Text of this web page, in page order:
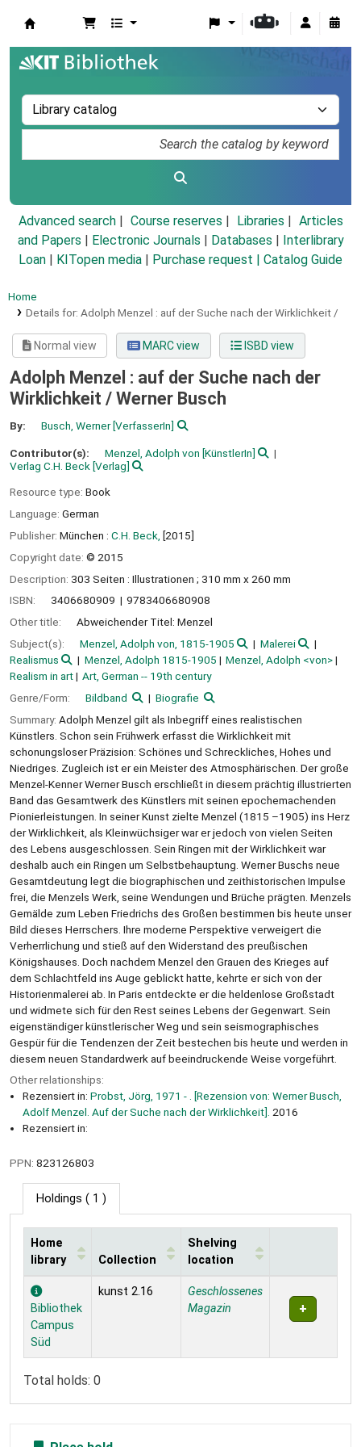
Advanced search Course reserves Libraries
Articles
and Papers
Electronic Journals Databases
Interlibrary
Loan
KITopen media Purchase request | Catalog Guide
Home
Details for: Adolph Menzel : auf der Suche nach der Wirklichkeit /
Normal view MARC view ISBD view
Adolph Menzel : auf der Suche nach der
Wirklichkeit / Werner Busch
By: Busch, Werner[VerfasserIn]
Contributor(s): Menzel, Adolph von [KünstlerIn]
Verlag C.H. Beck [Verlag]
Resource type: Book
Language: German
Publisher: München : C.H. Beck, [2015]
Copyright date: © 2015
Description: 303 Seiten : Illustrationen ; 310 mm x 260 mm
ISBN:
3406680909
9783406680908
Other title:
Abweichender Titel: Menzel
Subject(s):
Menzel, Adolph von, 1815-1905
Malerei
Realismus
Menzel, Adolph 1815-1905
Menzel, Adolph <von>
Realism in art
Art, German -- 19th century
Genre/Form:
Bildband
Biografie
Summary: Adolph Menzel gilt als Inbegriff eines realistischen
Künstlers. Schon sein Frühwerk erfasst die Wirklichkeit mit
schonungsloser Präzision: Schönes und Schreckliches, Hohes und
Niedriges. Zugleich ist er ein Meister des Atmosphärischen. Der große
Menzel-Kenner Werner Busch erschließt in diesem prächtig illustrierten
Band das Gesamtwerk des Künstlers mit seinen epochemachenden
Pionierleistungen. In seiner Kunst zielte Menzel (1815 –1905) ins Herz
der Wirklichkeit, als Kleinwüchsiger war er jedoch von vielen Seiten
des Lebens ausgeschlossen. Sein Ringen mit der Wirklichkeit war
deshalb auch ein Ringen um Selbstbehauptung. Werner Buschs neue
Gesamtdeutung legt die biographischen und zeithistorischen Impulse
frei, die Menzels Werk, seine Wendungen und Brüche prägten. Menzels
Gemälde zum Leben Friedrichs des Großen bestimmen bis heute unser
Bild dieses Herrschers. Ihre moderne Perspektive verweigert die
Verherrlichung und stieß auf den Widerstand des preußischen
Königshauses. Doch nachdem Menzel den Grauen des Krieges auf
dem Schlachtfeld ins Auge geblickt hatte, kehrte er sich von der
Historienmalerei ab. In Paris entdeckte er die heldenlose Großstadt
und widmete sich für den Rest seines Lebens der Gegenwart. Sein
eigenständiger künstlerischer Weg und sein seismographisches
Gespür für die Tendenzen der Zeit bestechen bis heute und werden in
diesem neuen Standardwerk auf beeindruckende Weise vorgeführt.
Other relationships:
Rezensiert in: Probst, Jörg, 1971 - . [Rezension von: Werner Busch,
Adolf Menzel. Auf der Suche nach der Wirklichkeit]. 2016
Rezensiert in:
PPN: 823126803
Holdings ( 1 )
Holdings
Home
library
Collection
Shelving
location
Bibliothek
Campus
Süd
kunst 2.16
Geschlossenes
Magazin
Total holds: 0